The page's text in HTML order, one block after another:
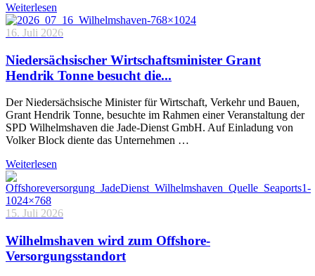
Weiterlesen
16. Juli 2026
Niedersächsischer Wirtschaftsminister Grant
Hendrik Tonne besucht die...
Der Niedersächsische Minister für Wirtschaft, Verkehr und Bauen,
Grant Hendrik Tonne, besuchte im Rahmen einer Veranstaltung der
SPD Wilhelmshaven die Jade-Dienst GmbH. Auf Einladung von
Volker Block diente das Unternehmen …
Weiterlesen
15. Juli 2026
Wilhelmshaven wird zum Offshore-
Versorgungsstandort